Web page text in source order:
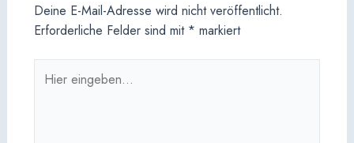
Deine E-Mail-Adresse wird nicht veröffentlicht.
Erforderliche Felder sind mit * markiert
eingeben…